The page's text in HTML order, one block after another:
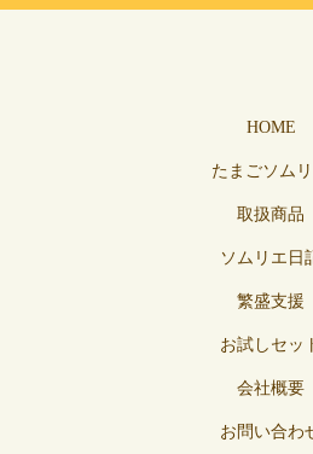
HOME
たまごソム
取扱商品
ソムリエ日
繁盛支援
お試しセッ
会社概要
お問い合わ